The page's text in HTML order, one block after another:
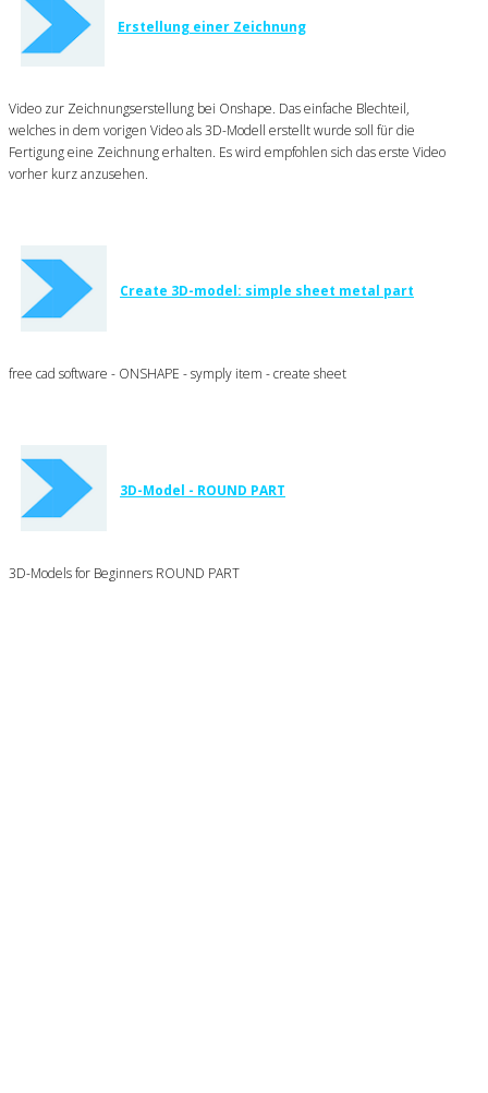
Erstellung einer Zeichnung
Video zur Zeichnungserstellung bei Onshape. Das einfache Blechteil,
welches in dem vorigen Video als 3D-Modell erstellt wurde soll für die
Fertigung eine Zeichnung erhalten. Es wird empfohlen sich das erste Video
vorher kurz anzusehen.
Create 3D-model: simple sheet metal part
free cad software - ONSHAPE - symply item - create sheet
3D-Model - ROUND PART
3D-Models for Beginners ROUND PART